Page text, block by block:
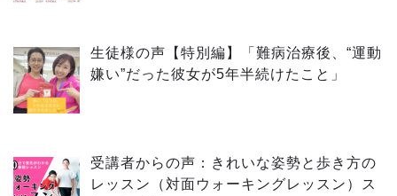
生徒様の声【特別編】「難病治療後、“運動
嫌い”だった彼女が5年半続けたこと」
受講者からの声：きれいな姿勢と歩き方の
レッスン（対面ウォーキングレッスン）ス